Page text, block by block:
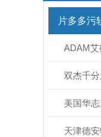
片多多污
ADAM
双杰千
美国华
天津德